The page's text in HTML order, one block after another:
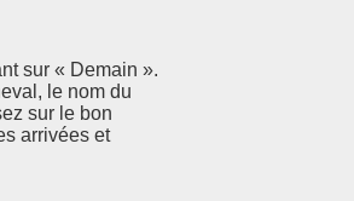
sur « Demain ».
le nom du
sur le bon
arrivées et